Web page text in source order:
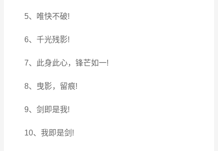
5、唯快不破!
6、千光残影!
7、此身此心，锋芒如一!
8、曳影，留痕!
9、剑即是我!
10、我即是剑!